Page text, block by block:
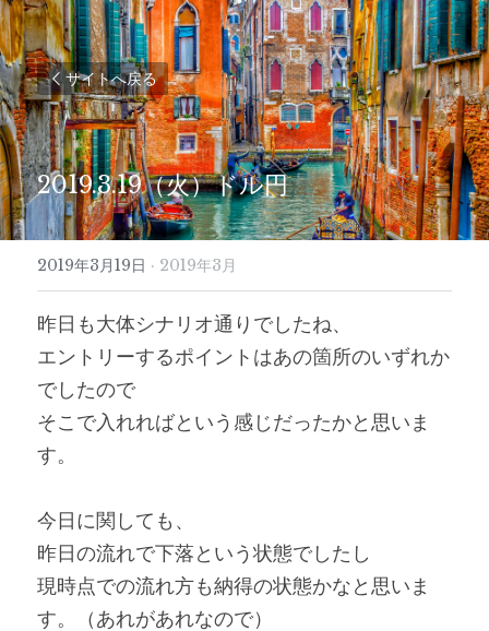
サイトへ戻る
2019.3.19（火）ドル円
2019年3月19日 · 2019年3月
昨日も大体シナリオ通りでしたね、
エントリーするポイントはあの箇所のいずれか
でしたので
そこで入れればという感じだったかと思いま
す。
今日に関しても、
昨日の流れで下落という状態でしたし
現時点での流れ方も納得の状態かなと思いま
す。（あれがあれなので）